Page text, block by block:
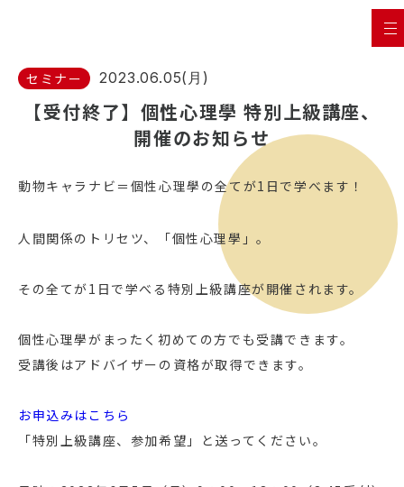
セミナー 2023.06.05(月)
【受付終了】個性心理學 特別上級講座、
開催のお知らせ
動物キャラナビ＝個性心理學の全てが1日で学べます！
人間関係のトリセツ、「個性心理學」。
その全てが1日で学べる特別上級講座が開催されます。
個性心理學がまったく初めての方でも受講できます。
受講後はアドバイザーの資格が取得できます。
お申込みはこちら
「特別上級講座、参加希望」と送ってください。